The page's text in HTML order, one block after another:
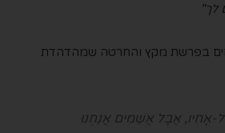
לך"
בפרשת מקץ והחרטה שמהדהדת
אָחִיו, אֲבָל אֲשֵׁמִים אֲנַחְנוּ